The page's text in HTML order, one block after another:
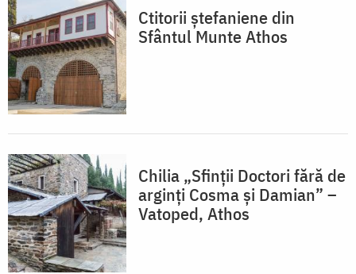
Ctitorii ștefaniene din
Sfântul Munte Athos
Chilia „Sfinții Doctori fără de
arginți Cosma și Damian” –
Vatoped, Athos